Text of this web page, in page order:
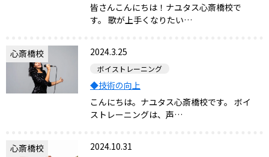
皆さんこんにちは！ナユタス心斎橋校で
す。 歌が上手くなりたい…
心斎橋校 2024.3.25
ボイストレーニング
◆技術の向上
こんにちは。ナユタス心斎橋校です。 ボイ
ストレーニングは、声…
心斎橋校 2024.10.31